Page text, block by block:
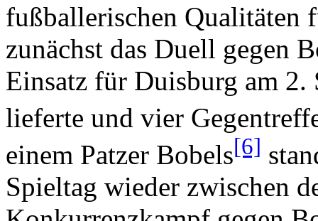
fußballerischen Qualitäten
zunächst das Duell gegen
Einsatz für Duisburg am
lieferte und vier
einem Patzer Bobels[6]
Spieltag wieder zwischen